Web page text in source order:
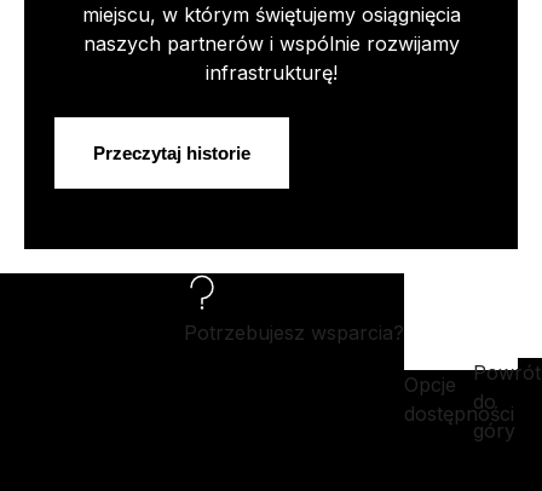
miejscu, w którym świętujemy osiągnięcia
naszych partnerów i wspólnie rozwijamy
infrastrukturę!
Przeczytaj historie
Potrzebujesz wsparcia?
Opcje
dostępności
Powrót
do
góry